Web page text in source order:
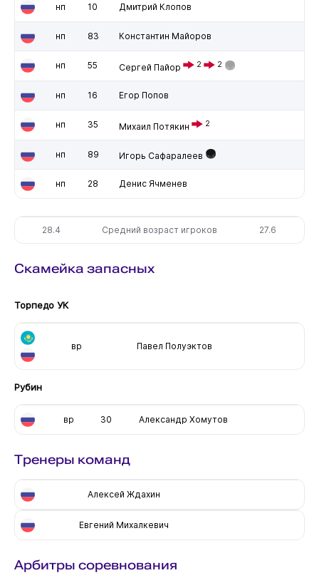
нп 10 Дмитрий Клопов
нп 83 Константин Майоров
нп 55 Сергей Пайор 2 2
нп 16 Егор Попов
нп 35 Михаил Потякин 2
нп 89 Игорь Сафаралеев
нп 28 Денис Ячменев
28.4 Средний возраст игроков 27.6
Скамейка запасных
Торпедо УК
вр Павел Полуэктов
Рубин
вр 30 Александр Хомутов
Тренеры команд
Алексей Ждахин
Евгений Михалкевич
Арбитры соревнования